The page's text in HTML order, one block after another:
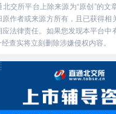
交所平台上除来源为“原创”的
原作者或来源方所有，且已获得
法律责任。如果您发现本平台中
查实将立刻删除涉嫌侵权内容。